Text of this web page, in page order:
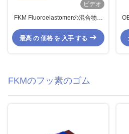
ビデオ
FKM Fluoroelastomerの混合物の
造物方法
最高 の 価格 を 入手 する
FKMのフッ素のゴム